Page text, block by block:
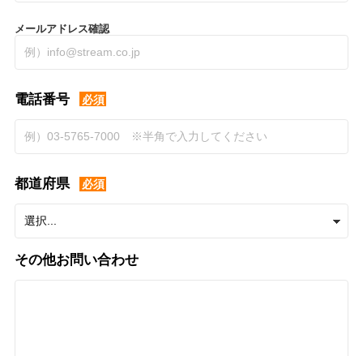
メールアドレス確認
電話番号 必須
都道府県 必須
その他お問い合わせ